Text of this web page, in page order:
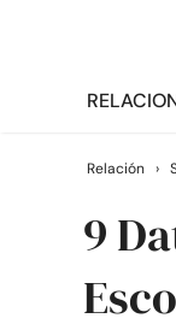
Relación ›
9